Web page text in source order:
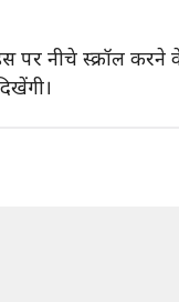
पर नीचे स्क्रॉल करने